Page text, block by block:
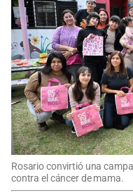
Rosario convirtió una
contra el cáncer de mama.